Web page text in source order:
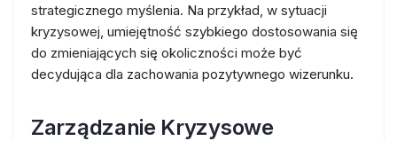
strategicznego myślenia. Na przykład, w sytuacji
kryzysowej, umiejętność szybkiego dostosowania się
do zmieniających się okoliczności może być
decydująca dla zachowania pozytywnego wizerunku.
Zarządzanie Kryzysowe